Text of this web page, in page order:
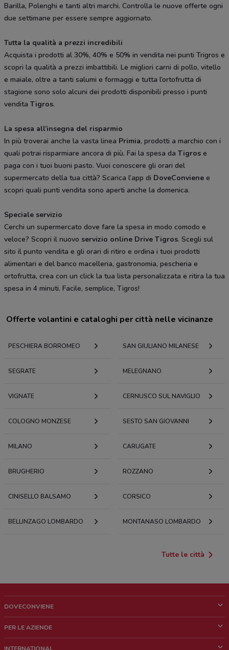
Barilla, Polenghi e tanti altri marchi. Controlla le nuove offerte ogni
due settimane per essere sempre aggiornato.
Tutta la qualità a prezzi incredibili
Acquista i prodotti al 30%, 40% e 50% in vendita nei punti Trigros e
scopri la qualità a prezzi imbattibili. Le migliori carni di pollo, vitello
e maiale, oltre a tanti salumi e formaggi e tutta l’ortofrutta di
stagione sono solo alcuni dei prodotti disponibili presso i punti
vendita Tigros.
La spesa all’insegna del risparmio
In più troverai anche la vasta linea Primia, prodotti a marchio con i
quali potrai risparmiare ancora di più. Fai la spesa da Tigros e
paga con i tuoi buoni pasto. Vuoi conoscere gli orari del
supermercato della tua città? Scarica l’app di DoveConviene e
scopri quali punti vendita sono aperti anche la domenica.
Speciale servizio
Cerchi un supermercato dove fare la spesa in modo comodo e
veloce? Scopri il nuovo servizio online Drive Tigros. Scegli sul
sito il punto vendita e gli orari di ritiro e ordina i tuoi prodotti
alimentari e del banco macelleria, gastronomia, pescheria e
ortofrutta, crea con un click la tua lista personalizzata e ritira la tua
spesa in 4 minuti. Facile, semplice, Tigros!
Offerte volantini e cataloghi per città nelle vicinanze
PESCHIERA BORROMEO SAN GIULIANO MILANESE
SEGRATE MELEGNANO
VIGNATE CERNUSCO SUL NAVIGLIO
COLOGNO MONZESE SESTO SAN GIOVANNI
MILANO CARUGATE
BRUGHERIO ROZZANO
CINISELLO BALSAMO CORSICO
BELLINZAGO LOMBARDO MONTANASO LOMBARDO
Tutte le città
DOVECONVIENE
Chi siamo
PER LE AZIENDE